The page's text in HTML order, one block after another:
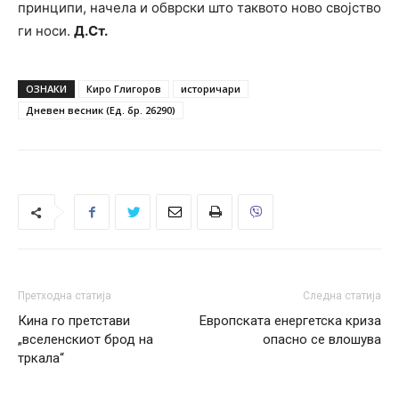
принципи, начела и обврски што таквото ново својство
ги носи. Д.Ст.
ОЗНАКИ Киро Глигоров
историчари
Дневен весник (Ед. бр. 26290)
Претходна статија
Кина го претстави
„вселенскиот брод на
тркала“
Следна статија
Европската енергетска криза
опасно се влошува